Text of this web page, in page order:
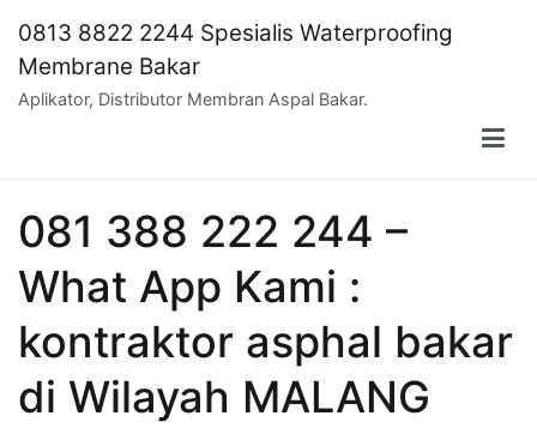
content
0813 8822 2244 Spesialis Waterproofing
Membrane Bakar
Aplikator, Distributor Membran Aspal Bakar.
081 388 222 244 –
What App Kami :
kontraktor asphal bakar
di Wilayah MALANG